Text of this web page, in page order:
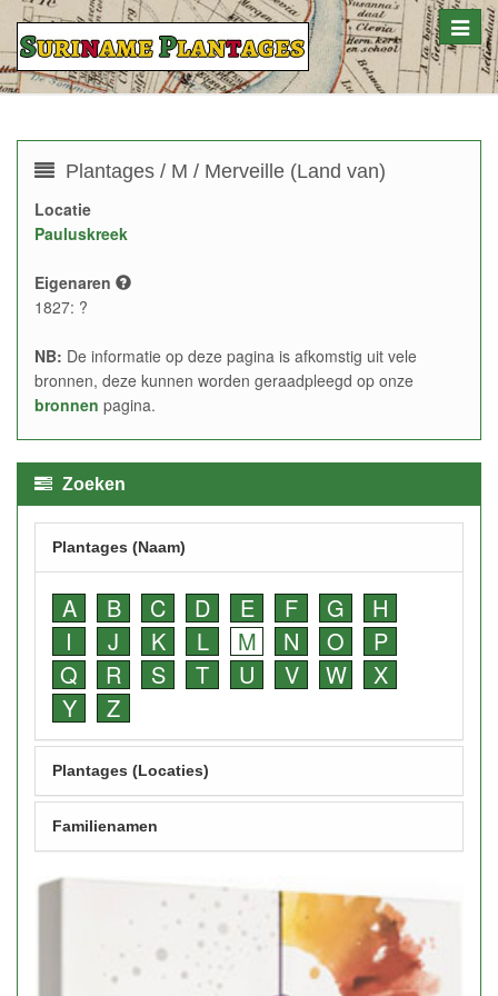
Toggle
Plantages / M / Merveille (Land van)
Locatie
Pauluskreek
Eigenaren
1827: ?
NB: De informatie op deze pagina is afkomstig uit vele
bronnen, deze kunnen worden geraadpleegd op onze
bronnen pagina.
Zoeken
Plantages (Naam)
A B C D E F G
H
I
J K L M N O
P
Q
R S T U V W
X
Y
Z
Plantages (Locaties)
Familienamen